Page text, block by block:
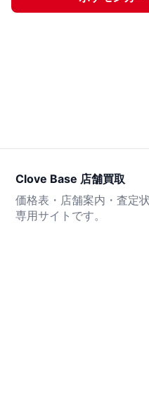
Clove Base 店舗買取
価格表・店舗案内・査定
専用サイトです。